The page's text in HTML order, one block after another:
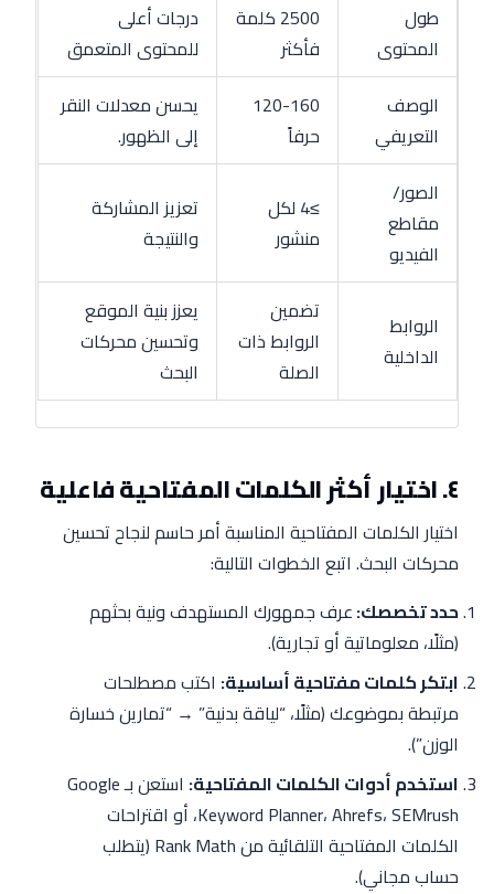
طول
المحتوى
2500 كلمة
فأكثر
درجات أعلى
للمحتوى المتعمق
الوصف
التعريفي
120-160
حرفاً
يحسن معدلات النقر
إلى الظهور.
الصور/
مقاطع
الفيديو
≥4 لكل
منشور
تعزيز المشاركة
والنتيجة
الروابط
الداخلية
تضمين
الروابط ذات
الصلة
يعزز بنية الموقع
وتحسين محركات
البحث
٤. اختيار أكثر الكلمات المفتاحية فاعلية
اختيار الكلمات المفتاحية المناسبة أمر حاسم لنجاح تحسين
محركات البحث. اتبع الخطوات التالية:
حدد تخصصك:عرف جمهورك المستهدف ونية بحثهم
(مثلًا، معلوماتية أو تجارية).
ابتكر كلمات مفتاحية أساسية: اكتب مصطلحات
مرتبطة بموضوعك (مثلًا، “لياقة بدنية” → “تمارين خسارة
الوزن”).
استخدم أدوات الكلمات المفتاحية:
استعن بـ Google
Keyword Planner، Ahrefs، SEMrush، أو اقتراحات
الكلمات المفتاحية التلقائية من Rank Math (يتطلب
حساب مجاني).